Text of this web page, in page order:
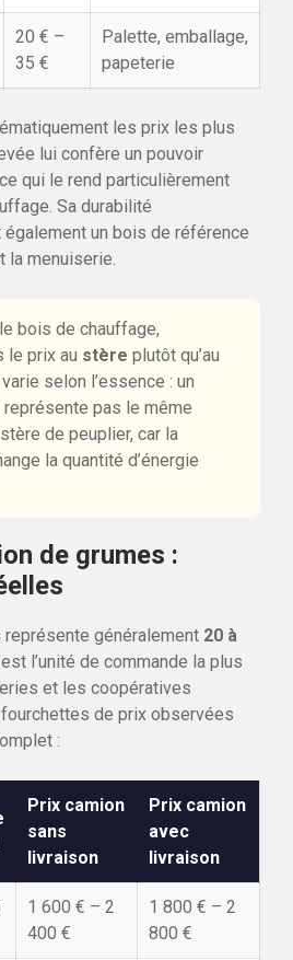
20 € –
35 €
Palette, emballage,
papeterie
les prix les plus
lui confère un pouvoir
qui le rend particulièrement
Sa durabilité
un bois de référence
la menuiserie.
bois de chauffage,
le prix au stère plutôt qu’au
selon l’essence : un
pas le même
de peuplier, car la
la quantité d’énergie
de grumes :
représente généralement 20 à
l’unité de commande la plus
et les coopératives
de prix observées
:
Prix camion
sans
livraison
Prix camion
avec
livraison
1 600 € – 2
400 €
1 800 € – 2
800 €